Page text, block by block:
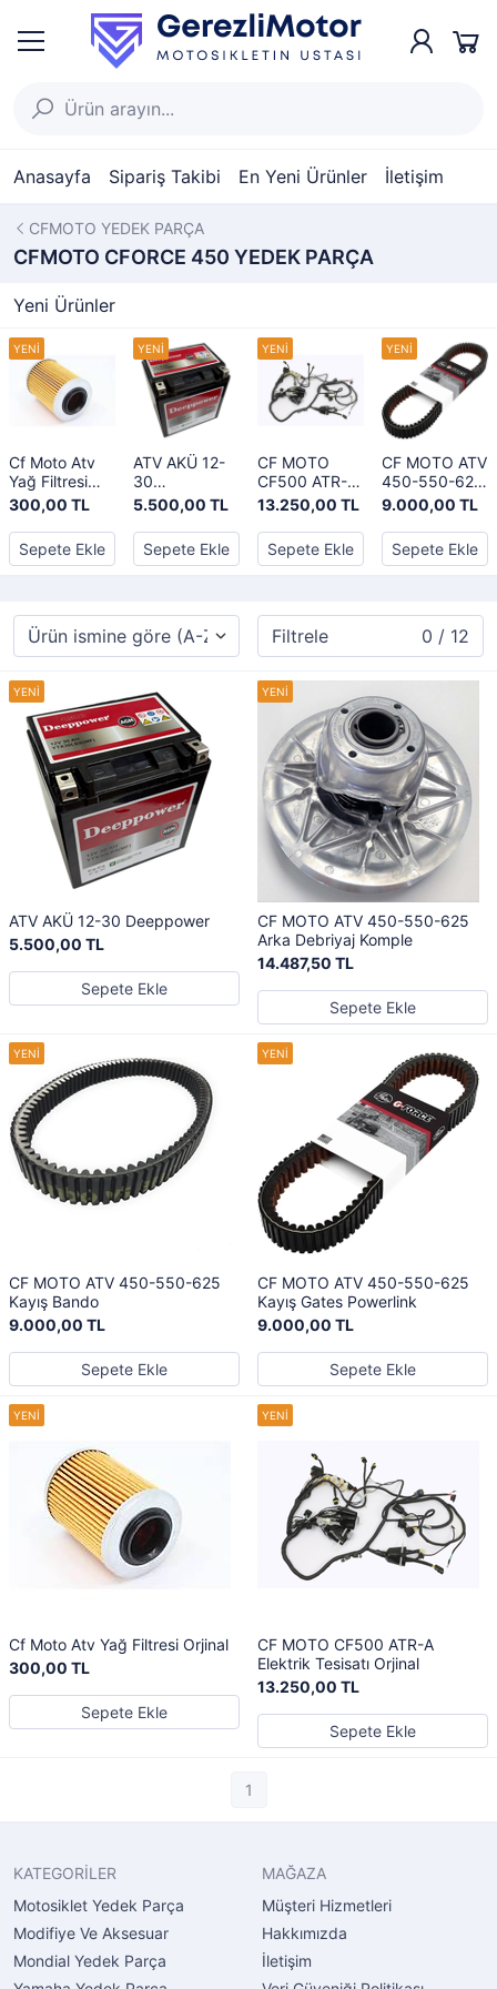
Anasayfa Sipariş Takibi En Yeni Ürünler İletişim
CFMOTO YEDEK PARÇA
CFMOTO CFORCE 450 YEDEK PARÇA
Yeni Ürünler
Cf Moto Atv
Yağ Filtresi
Orjinal
300,00 TL
Sepete Ekle
ATV AKÜ 12-
30
Deeppower
5.500,00 TL
Sepete Ekle
CF MOTO
CF500 ATR-A
Elektrik
Tesisatı Orjinal
13.250,00 TL
Sepete Ekle
CF MOTO ATV
450-550-625
Kayış Gates
Powerlink
9.000,00 TL
Sepete Ekle
Filtrele 0 / 12
ATV AKÜ 12-30 Deeppower
5.500,00 TL
Sepete Ekle
CF MOTO ATV 450-550-625
Arka Debriyaj Komple
14.487,50 TL
Sepete Ekle
CF MOTO ATV 450-550-625
Kayış Bando
9.000,00 TL
Sepete Ekle
CF MOTO ATV 450-550-625
Kayış Gates Powerlink
9.000,00 TL
Sepete Ekle
Cf Moto Atv Yağ Filtresi Orjinal
300,00 TL
Sepete Ekle
CF MOTO CF500 ATR-A
Elektrik Tesisatı Orjinal
13.250,00 TL
Sepete Ekle
1
KATEGORİLER
Motosiklet Yedek Parça
Modifiye Ve Aksesuar
Mondial Yedek Parça
MAĞAZA
Müşteri Hizmetleri
Hakkımızda
İletişim